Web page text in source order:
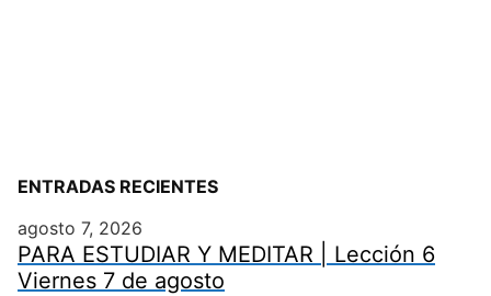
ENTRADAS RECIENTES
agosto 7, 2026
PARA ESTUDIAR Y MEDITAR | Lección 6
Viernes 7 de agosto